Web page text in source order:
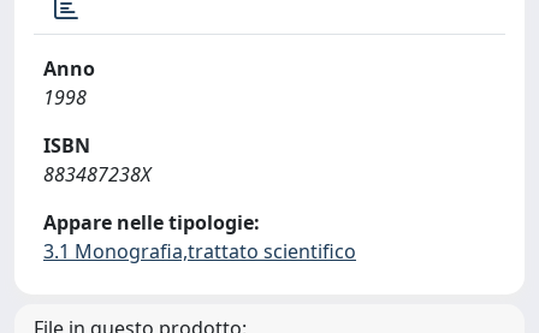
Anno
1998
ISBN
883487238X
Appare nelle tipologie:
3.1 Monografia,trattato scientifico